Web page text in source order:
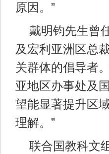
原因。”
戴明钧先生曾
及宏利亚洲区总
关群体的倡导者
亚地区办事处及
望能显著提升区
理解。”
联合国教科文